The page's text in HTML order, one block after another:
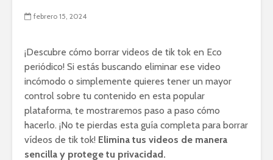
febrero 15, 2024
¡Descubre cómo borrar videos de tik tok en Eco
periódico! Si estás buscando eliminar ese video
incómodo o simplemente quieres tener un mayor
control sobre tu contenido en esta popular
plataforma, te mostraremos paso a paso cómo
hacerlo. ¡No te pierdas esta guía completa para borrar
vídeos de tik tok! Elimina tus videos de manera
sencilla y protege tu privacidad.